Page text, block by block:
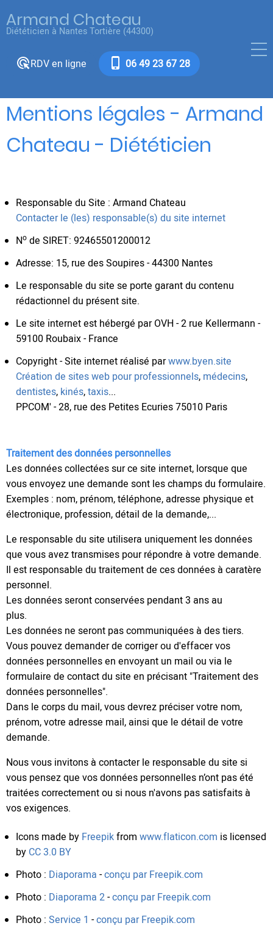
au
contenu
principal
Armand Chateau
Diététicien à Nantes Tortière (44300)
ads_clickRDV en ligne phone_iphone 06 49 23 67 28
Mentions légales - Armand
Chateau - Diététicien
Responsable du Site : Armand Chateau
Contacter le (les) responsable(s) du site internet
No de SIRET: 92465501200012
Adresse: 15, rue des Soupires - 44300 Nantes
Le responsable du site se porte garant du contenu
rédactionnel du présent site.
Le site internet est hébergé par OVH - 2 rue Kellermann -
59100 Roubaix - France
Copyright - Site internet réalisé parwww.byen.site
Création de sites web pour professionnels, médecins,
dentistes, kinés,taxis...
PPCOM' - 28, rue des Petites Ecuries 75010 Paris
Traitement des données personnelles
Les données collectées sur ce site internet, lorsque que
vous envoyez une demande sont les champs du formulaire.
Exemples : nom, prénom, téléphone, adresse physique et
électronique, profession, détail de la demande,...
Le responsable du site utilisera uniquement les données
que vous avez transmises pour répondre à votre demande.
Il est responsable du traitement de ces données à caratère
personnel.
Les données seront conservées pendant 3 ans au
plus.
Les données ne seront pas communiquées à des tiers.
Vous pouvez demander de corriger ou d'effacer vos
données personnelles en envoyant un mail ou via le
formulaire de contact du site en précisant "Traitement des
données personnelles".
Dans le corps du mail, vous devrez préciser votre nom,
prénom, votre adresse mail, ainsi que le détail de votre
demande.
Nous vous invitons à contacter le responsable du site si
vous pensez que vos données personnelles n’ont pas été
traitées correctement ou si nous n'avons pas satisfaits à
vos exigences.
Icons made by Freepikfrom www.flaticon.com is licensed
by CC 3.0 BY
Photo : Diaporama -conçu par Freepik.com
Photo : Diaporama 2-conçu par Freepik.com
Photo : Service 1 -conçu par Freepik.com